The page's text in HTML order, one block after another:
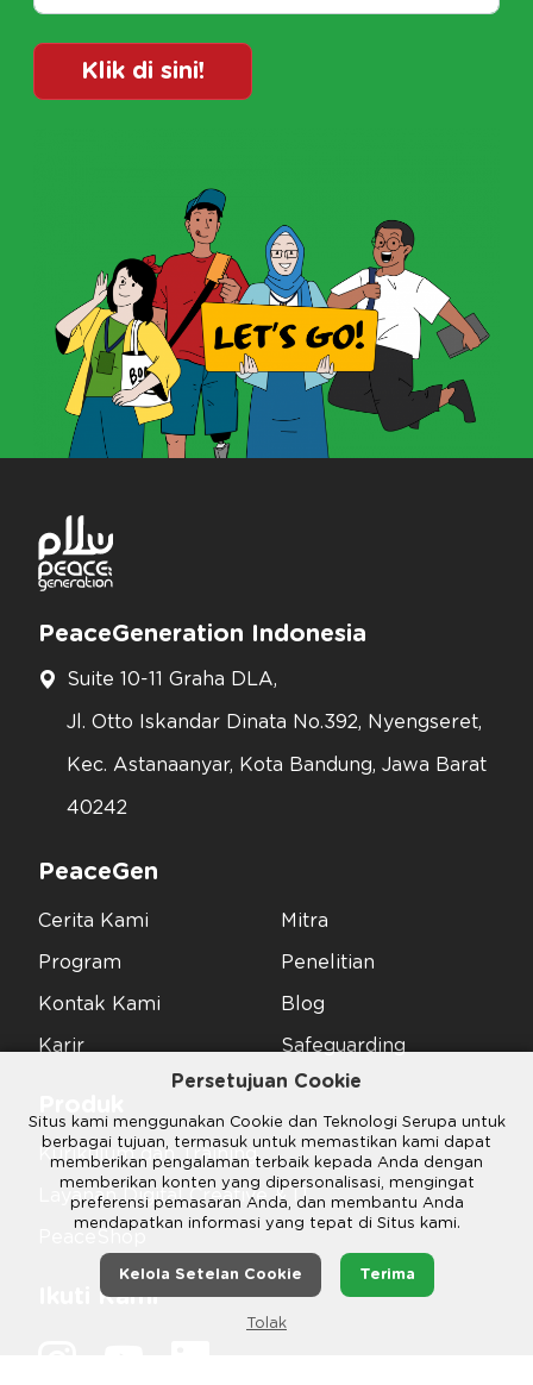
Persetujuan Cookie
Situs kami menggunakan Cookie dan Teknologi Serupa untuk
berbagai tujuan, termasuk untuk memastikan kami dapat
memberikan pengalaman terbaik kepada Anda dengan
memberikan konten yang dipersonalisasi, mengingat
preferensi pemasaran Anda, dan membantu Anda
mendapatkan informasi yang tepat di Situs kami.
Kelola Setelan Cookie Terima
Tolak
Klik di sini!
PeaceGeneration Indonesia
Suite 10-11 Graha DLA,
Jl. Otto Iskandar Dinata No.392, Nyengseret,
Kec. Astanaanyar, Kota Bandung, Jawa Barat
40242
PeaceGen
Cerita Kami
Program
Kontak Kami
Karir
Mitra
Penelitian
Blog
Safeguarding
Kurikulum dan Training
Layanan Digital Creative & IT
Ikuti Kami